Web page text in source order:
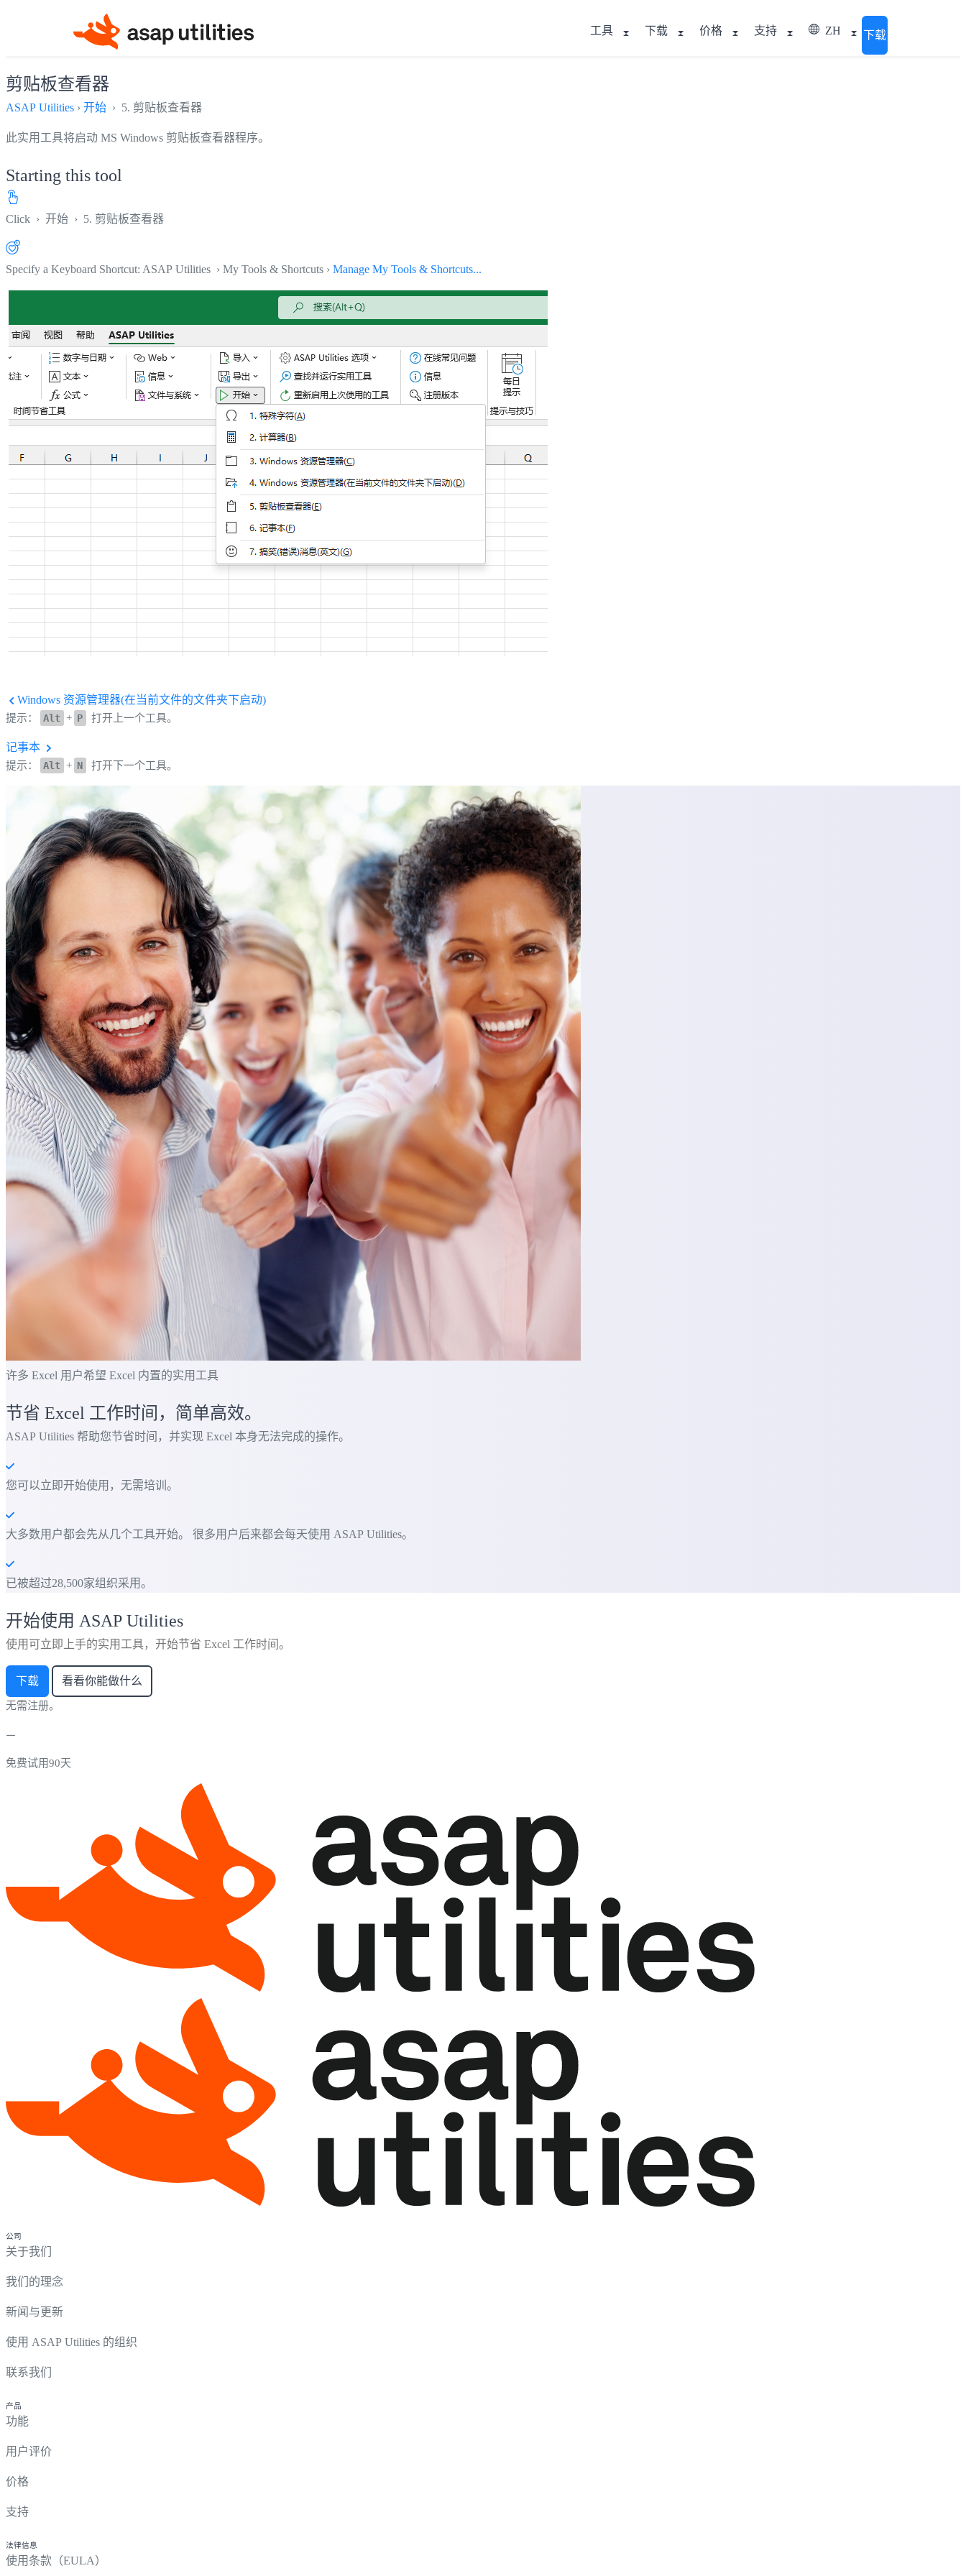
工具 下载 价格 支持 ZH 下载
剪贴板查看器
ASAP Utilities › 开始 › 5. 剪贴板查看器
此实用工具将启动 MS Windows 剪贴板查看器程序。
Starting this tool
Click › 开始 › 5. 剪贴板查看器
Specify a Keyboard Shortcut: ASAP Utilities › My Tools & Shortcuts › Manage My Tools & Shortcuts...
Windows 资源管理器(在当前文件的文件夹下启动)
提示： Alt + P 打开上一个工具。
记事本
提示： Alt + N 打开下一个工具。
许多 Excel 用户希望 Excel 内置的实用工具
节省 Excel 工作时间，简单高效。
ASAP Utilities 帮助您节省时间，并实现 Excel 本身无法完成的操作。
您可以立即开始使用，无需培训。
大多数用户都会先从几个工具开始。 很多用户后来都会每天使用 ASAP Utilities。
已被超过28,500家组织采用。
开始使用 ASAP Utilities
使用可立即上手的实用工具，开始节省 Excel 工作时间。
下载 看看你能做什么
无需注册。
免费试用90天
公司
关于我们
我们的理念
新闻与更新
使用 ASAP Utilities 的组织
联系我们
产品
功能
用户评价
价格
支持
法律信息
使用条款（EULA）